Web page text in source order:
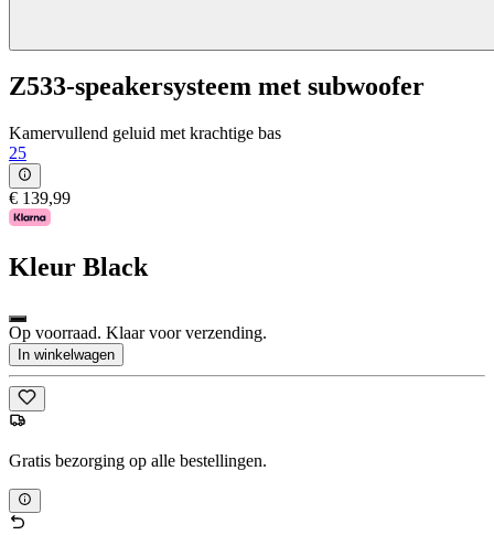
Z533-speakersysteem met subwoofer
Kamervullend geluid met krachtige bas
25
€ 139,99
Kleur Black
Op voorraad. Klaar voor verzending.
In winkelwagen
Gratis bezorging op alle bestellingen.